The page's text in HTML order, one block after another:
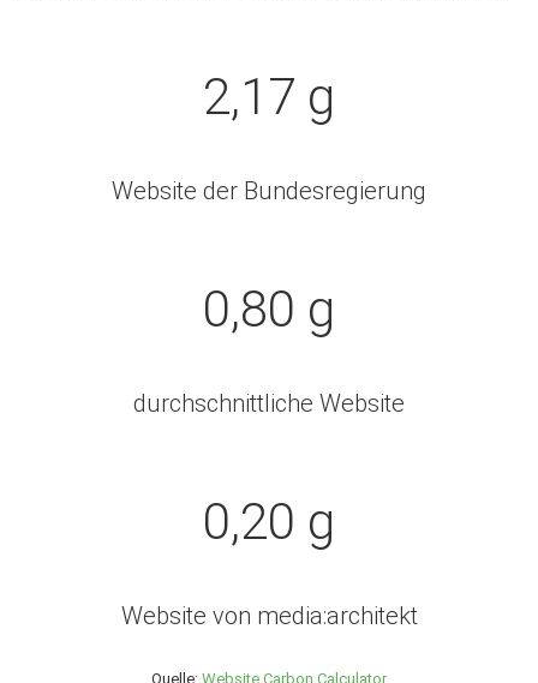
2,17 g
Website der Bundesregierung
0,80 g
durchschnittliche Website
0,20 g
Website von media:architekt
Quelle: Website Carbon Calculator